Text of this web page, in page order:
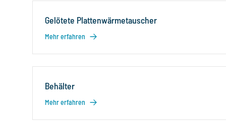
Gelötete Plattenwärmetauscher
Mehr erfahren
Behälter
Mehr erfahren